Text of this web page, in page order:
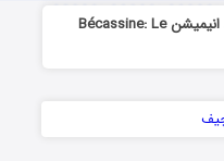
دانلود انیمیشن Bécassine: Le